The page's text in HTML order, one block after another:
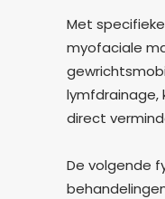
Met
myofaciale
lymfdrainage,
direct
De volgende